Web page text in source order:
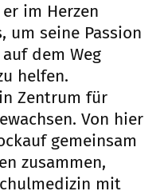
im Herzen
um seine Passion
dem Weg
helfen.
Zentrum für
Von hier
gemeinsam
zusammen,
mit